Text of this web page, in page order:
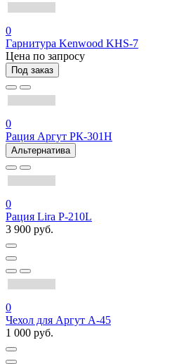
0
Гарнитура Kenwood KHS-7
Цена по запросу
Под заказ
0
Рация Аргут РК-301Н
Альтернатива
0
Рация Lira P-210L
3 900 руб.
0
Чехол для Аргут А-45
1 000 руб.